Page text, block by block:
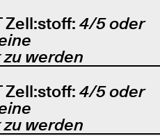
Zell:stoff: 4/5 oder
werden
Zell:stoff: 4/5 oder
werden